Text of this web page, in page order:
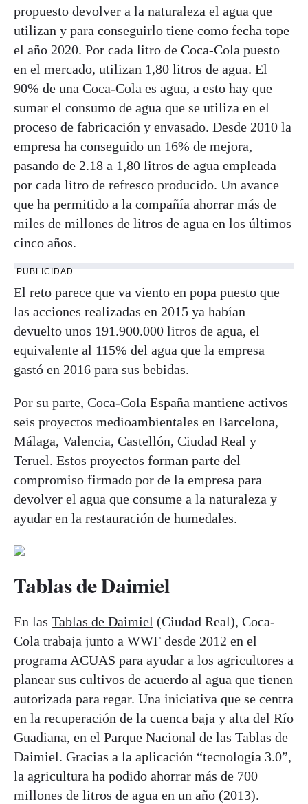
propuesto devolver a la naturaleza el agua que
utilizan y para conseguirlo tiene como fecha tope
el año 2020. Por cada litro de Coca-Cola puesto
en el mercado, utilizan 1,80 litros de agua. El
90% de una Coca-Cola es agua, a esto hay que
sumar el consumo de agua que se utiliza en el
proceso de fabricación y envasado. Desde 2010 la
empresa ha conseguido un 16% de mejora,
pasando de 2.18 a 1,80 litros de agua empleada
por cada litro de refresco producido. Un avance
que ha permitido a la compañía ahorrar más de
miles de millones de litros de agua en los últimos
cinco años.
PUBLICIDAD
El reto parece que va viento en popa puesto que
las acciones realizadas en 2015 ya habían
devuelto unos 191.900.000 litros de agua, el
equivalente al 115% del agua que la empresa
gastó en 2016 para sus bebidas.
Por su parte, Coca-Cola España mantiene activos
seis proyectos medioambientales en Barcelona,
Málaga, Valencia, Castellón, Ciudad Real y
Teruel. Estos proyectos forman parte del
compromiso firmado por de la empresa para
devolver el agua que consume a la naturaleza y
ayudar en la restauración de humedales.
Tablas de Daimiel
En las Tablas de Daimiel (Ciudad Real), Coca-
Cola trabaja junto a WWF desde 2012 en el
programa ACUAS para ayudar a los agricultores a
planear sus cultivos de acuerdo al agua que tienen
autorizada para regar. Una iniciativa que se centra
en la recuperación de la cuenca baja y alta del Río
Guadiana, en el Parque Nacional de las Tablas de
Daimiel. Gracias a la aplicación “tecnología 3.0”,
la agricultura ha podido ahorrar más de 700
millones de litros de agua en un año (2013).